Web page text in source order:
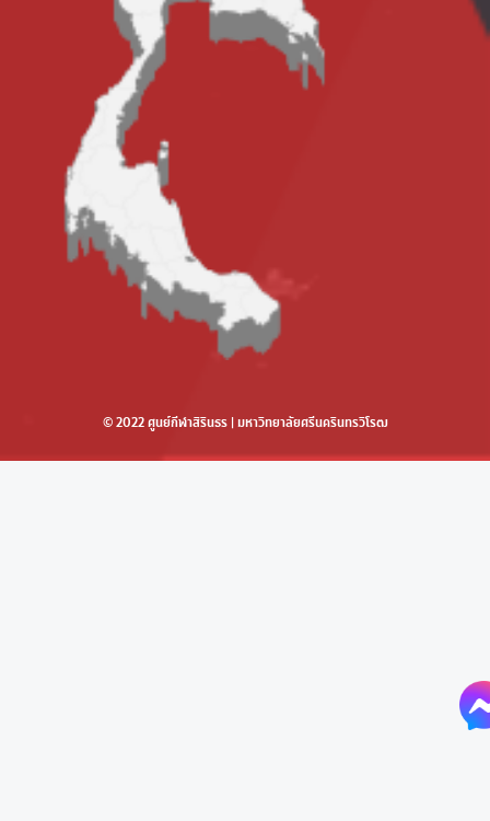
© 2022 ศูนย์กีฬาสิรินธร | มหาวิทยาลัยศรีนครินทรวิโรฒ